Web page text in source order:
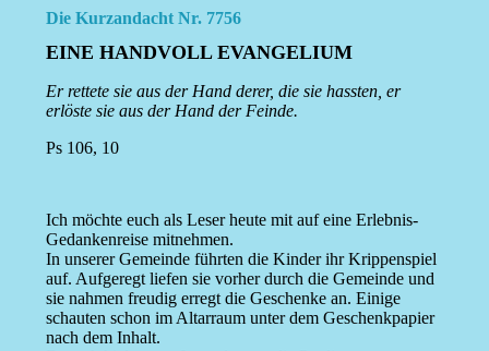
Die Kurzandacht Nr. 7756
EINE HANDVOLL EVANGELIUM
Er rettete sie aus der Hand derer, die sie hassten, er
erlöste sie aus der Hand der Feinde.
Ps 106, 10
Ich möchte euch als Leser heute mit auf eine Erlebnis-
Gedankenreise mitnehmen.
In unserer Gemeinde führten die Kinder ihr Krippenspiel
auf. Aufgeregt liefen sie vorher durch die Gemeinde und
sie nahmen freudig erregt die Geschenke an. Einige
schauten schon im Altarraum unter dem Geschenkpapier
nach dem Inhalt.